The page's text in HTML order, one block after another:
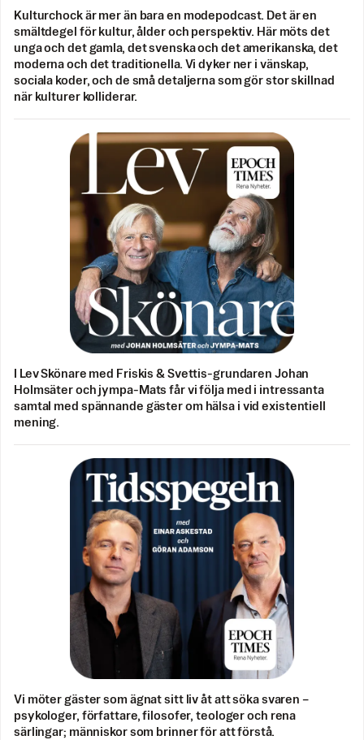
Kulturchock är mer än bara en modepodcast. Det är en
smältdegel för kultur, ålder och perspektiv. Här möts det
unga och det gamla, det svenska och det amerikanska, det
moderna och det traditionella. Vi dyker ner i vänskap,
sociala koder, och de små detaljerna som gör stor skillnad
när kulturer kolliderar.
I Lev Skönare med Friskis & Svettis-grundaren Johan
Holmsäter och jympa-Mats får vi följa med i intressanta
samtal med spännande gäster om hälsa i vid existentiell
mening.
Vi möter gäster som ägnat sitt liv åt att söka svaren –
psykologer, författare, filosofer, teologer och rena
särlingar; människor som brinner för att förstå.